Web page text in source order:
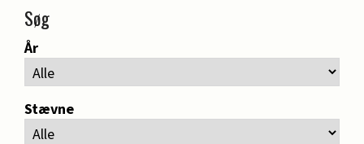
Søg
År
Stævne